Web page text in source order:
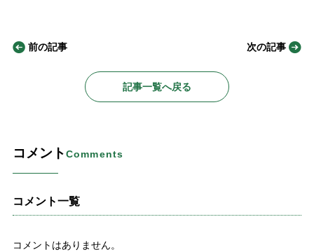
前の記事
記事一覧へ戻る
次の記事
コメントComments
コメント一覧
コメントはありません。